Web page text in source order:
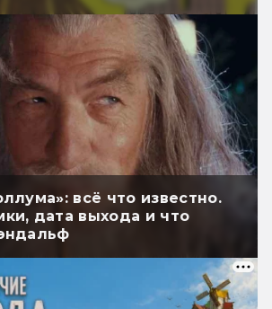
всё что известно.
дата выхода и что